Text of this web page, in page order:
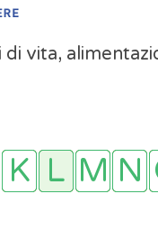
di vita,